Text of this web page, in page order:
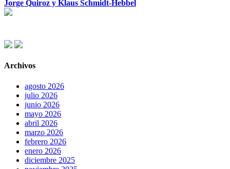
Jorge Quiroz y Klaus Schmidt-Hebbel
Archivos
agosto 2026
julio 2026
junio 2026
mayo 2026
abril 2026
marzo 2026
febrero 2026
enero 2026
diciembre 2025